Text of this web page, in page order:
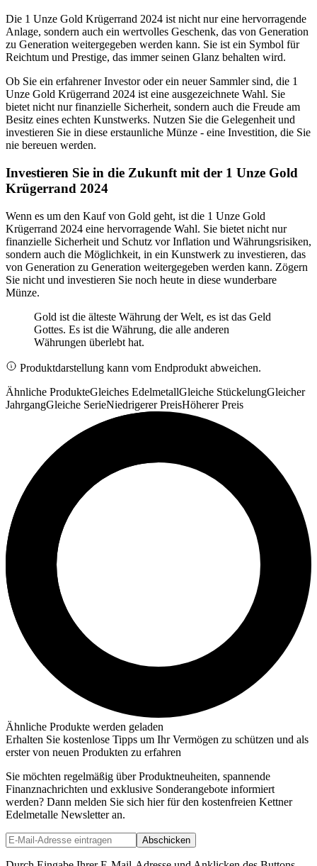
Die 1 Unze Gold Krügerrand 2024 ist nicht nur eine hervorragende
Anlage, sondern auch ein wertvolles Geschenk, das von Generation
zu Generation weitergegeben werden kann. Sie ist ein Symbol für
Reichtum und Prestige, das immer seinen Glanz behalten wird.
Ob Sie ein erfahrener Investor oder ein neuer Sammler sind, die 1
Unze Gold Krügerrand 2024 ist eine ausgezeichnete Wahl. Sie
bietet nicht nur finanzielle Sicherheit, sondern auch die Freude am
Besitz eines echten Kunstwerks. Nutzen Sie die Gelegenheit und
investieren Sie in diese erstaunliche Münze - eine Investition, die Sie
nie bereuen werden.
Investieren Sie in die Zukunft mit der 1 Unze Gold
Krügerrand 2024
Wenn es um den Kauf von Gold geht, ist die 1 Unze Gold
Krügerrand 2024 eine hervorragende Wahl. Sie bietet nicht nur
finanzielle Sicherheit und Schutz vor Inflation und Währungsrisiken,
sondern auch die Möglichkeit, in ein Kunstwerk zu investieren, das
von Generation zu Generation weitergegeben werden kann. Zögern
Sie nicht und investieren Sie noch heute in diese wunderbare
Münze.
Gold ist die älteste Währung der Welt, es ist das Geld
Gottes. Es ist die Währung, die alle anderen
Währungen überlebt hat.
Produktdarstellung kann vom Endprodukt abweichen.
Ähnliche ProdukteGleiches EdelmetallGleiche StückelungGleicher
JahrgangGleiche SerieNiedrigerer PreisHöherer Preis
Ähnliche Produkte werden geladen
Erhalten Sie kostenlose Tipps um Ihr Vermögen zu schützen und als
erster von neuen Produkten zu erfahren
Sie möchten regelmäßig über Produktneuheiten, spannende
Finanznachrichten und exklusive Sonderangebote informiert
werden? Dann melden Sie sich hier für den kostenfreien Kettner
Edelmetalle Newsletter an.
Abschicken